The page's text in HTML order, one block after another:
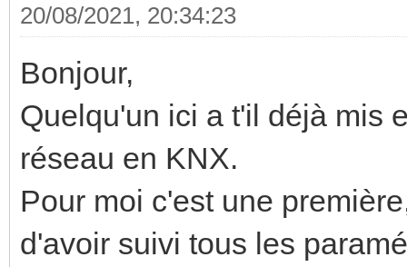
20/08/2021, 20:34:23
Bonjour,
Quelqu'un ici a t'il déjà mis
réseau en KNX.
Pour moi c'est une
d'avoir suivi tous les